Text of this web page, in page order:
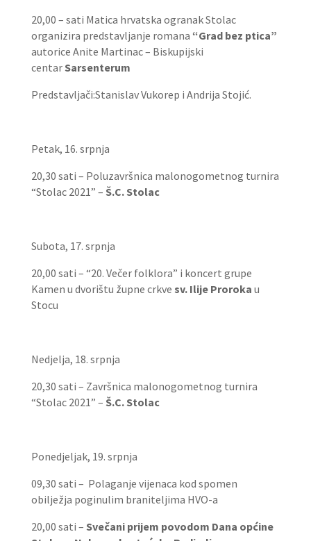
20,00 – sati Matica hrvatska ogranak Stolac
organizira predstavljanje romana “Grad bez ptica”
autorice Anite Martinac – Biskupijski
centar Sarsenterum
Predstavljači:Stanislav Vukorep i Andrija Stojić.
Petak, 16. srpnja
20,30 sati – Poluzavršnica malonogometnog turnira
“Stolac 2021” – Š.C. Stolac
Subota, 17. srpnja
20,00 sati – “20. Večer folklora” i koncert grupe
Kamen u dvorištu župne crkve sv. Ilije Proroka u
Stocu
Nedjelja, 18. srpnja
20,30 sati – Završnica malonogometnog turnira
“Stolac 2021” – Š.C. Stolac
Ponedjeljak, 19. srpnja
09,30 sati – Polaganje vijenaca kod spomen
obilježja poginulim braniteljima HVO-a
20,00 sati – Svečani prijem povodom Dana općine